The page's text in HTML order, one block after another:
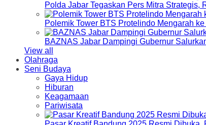
Polda Jabar Tegaskan Pers Mitra
Polemik Tower BTS Protelindo Mengarah
BAZNAS Jabar Dampingi Gubernur
View all
Olahraga
Seni Budaya
Gaya Hidup
Hiburan
Keagamaan
Pariwisata